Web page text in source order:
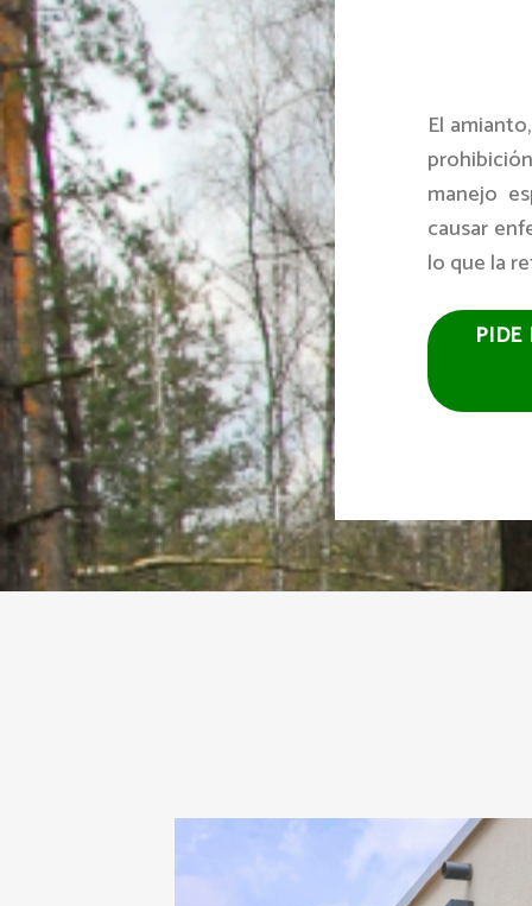
El
manejo
causar
lo que la
PIDE